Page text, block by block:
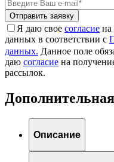
Я даю свое согласие на
данных в соответствии с
данных. Данное поле
даю согласие на
рассылок.
Описание